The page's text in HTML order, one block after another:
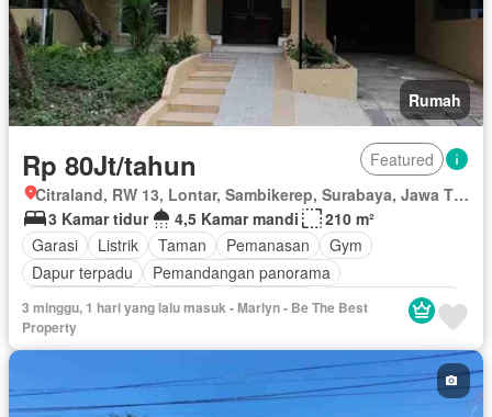
Rumah
Rp 80Jt/tahun
Featured
Citraland, RW 13, Lontar, Sambikerep, Surabaya, Jawa Timur
3 Kamar tidur
4,5 Kamar mandi
210 m²
Garasi
Listrik Taman Pemanasan
Gym
Dapur terpadu
Pemandangan panorama
Outdoor entertaining area
Keamanan
Keamanan 24 jam
Air
Tangki air
3 minggu, 1 hari yang lalu masuk - Marlyn - Be The Best
Property